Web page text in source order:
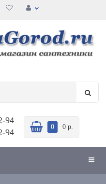
94
94
0 0 р.